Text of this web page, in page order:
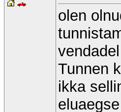
olen
Tunnen
ikka